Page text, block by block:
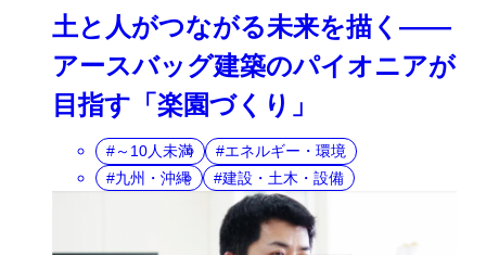
土と人がつながる未来を描く――
アースバッグ建築のパイオニアが
目指す「楽園づくり」
～10人未満
エネルギー・環境
九州・沖縄
建設・土木・設備